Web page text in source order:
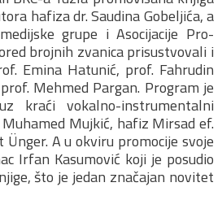
hafiza dr. Saudina Gobeljića, a
grupe i Asocijacije Pro-
brojnih zvanica prisustvovali i
Emina Hatunić, prof. Fahrudin
Mehmed Pargan. Program je
kraći vokalno-instrumentalni
Mujkić, hafiz Mirsad ef.
A u okviru promocije svoje
Irfan Kasumović koji je posudio
što je jedan značajan novitet